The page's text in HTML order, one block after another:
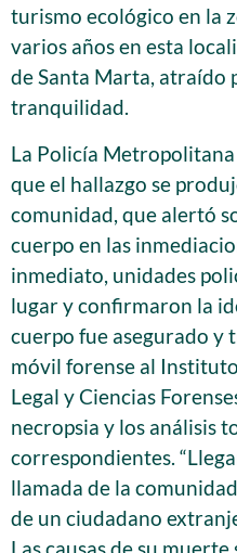
turismo ecológico en la
varios años en esta
de Santa Marta, atraído
tranquilidad.
La Policía
que el hallazgo se
comunidad, que alertó
cuerpo en las
inmediato, unidades
lugar y confirmaron la
cuerpo fue asegurado y
móvil forense al
Legal y Ciencias
necropsia y los análisis
correspondientes.
llamada de la
de un ciudadano
Las causas de su